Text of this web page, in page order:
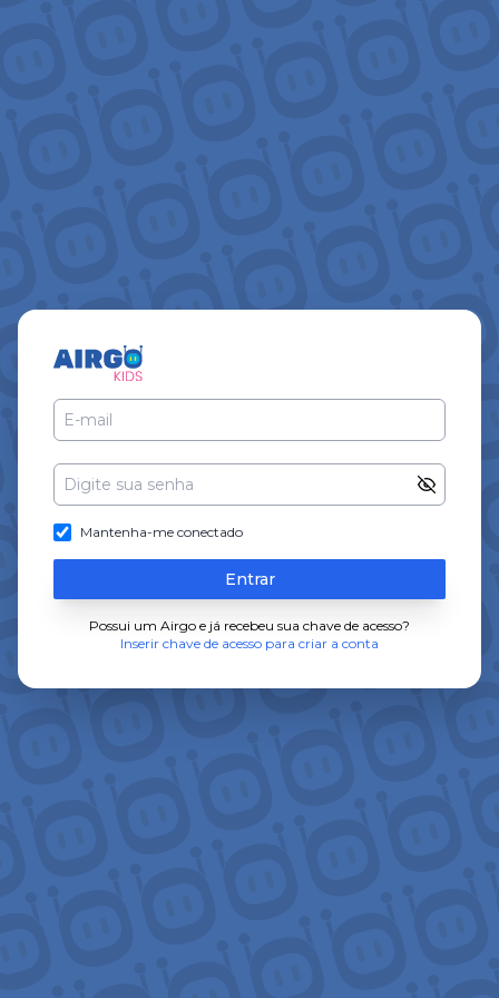
Mantenha-me conectado
Entrar
Possui um Airgo e já recebeu sua chave de acesso?
Inserir chave de acesso para criar a conta